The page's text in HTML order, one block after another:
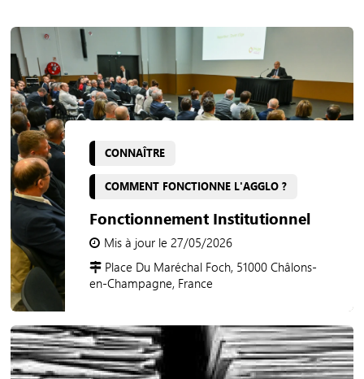
CONNAÎTRE
COMMENT FONCTIONNE L'AGGLO ?
Fonctionnement Institutionnel
Mis à jour le 27/05/2026
Place Du Maréchal Foch, 51000 Châlons-
en-Champagne, France